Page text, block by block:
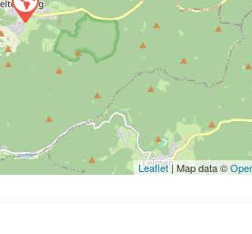
Leaflet| Map data ©